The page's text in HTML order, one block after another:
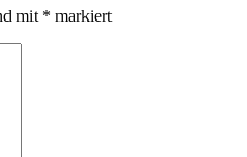
mit * markiert